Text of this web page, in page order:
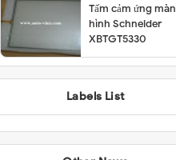
Tấm cảm ứng màn
hình Schneider
XBTGT5330
Labels List